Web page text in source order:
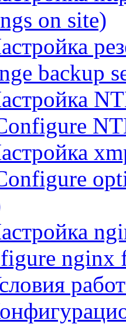
on site)
backup
nginx